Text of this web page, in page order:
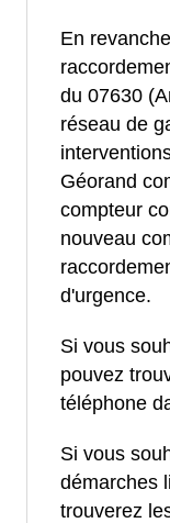
En
du 07630
réseau de
Géorand
compteur
nouveau
d'urgence.
Si vous
pouvez
téléphone
Si vous
démarches
trouverez